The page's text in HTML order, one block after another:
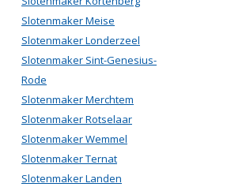
Slotenmaker Meise
Slotenmaker Londerzeel
Slotenmaker Sint-Genesius-
Rode
Slotenmaker Merchtem
Slotenmaker Rotselaar
Slotenmaker Wemmel
Slotenmaker Ternat
Slotenmaker Landen